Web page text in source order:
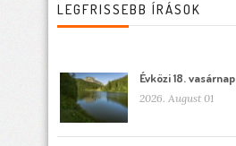
LEGFRISSEBB ÍRÁSOK
Évközi 18. vasárnap
2026. August 01